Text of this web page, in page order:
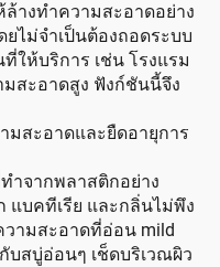
างทำความสะอาดอย่าง
ไม่จำเป็นต้องถอดระบบ
ให้บริการ เช่น โรงแรม
สะอาดสูง ฟังก์ชันนี้จึง
มสะอาดและยืดอายุการ
ำจากพลาสติกอย่าง
แบคทีเรีย และกลิ่นไม่พึง
ามสะอาดที่อ่อน mild
สบู่อ่อนๆ เช็ดบริเวณผิว